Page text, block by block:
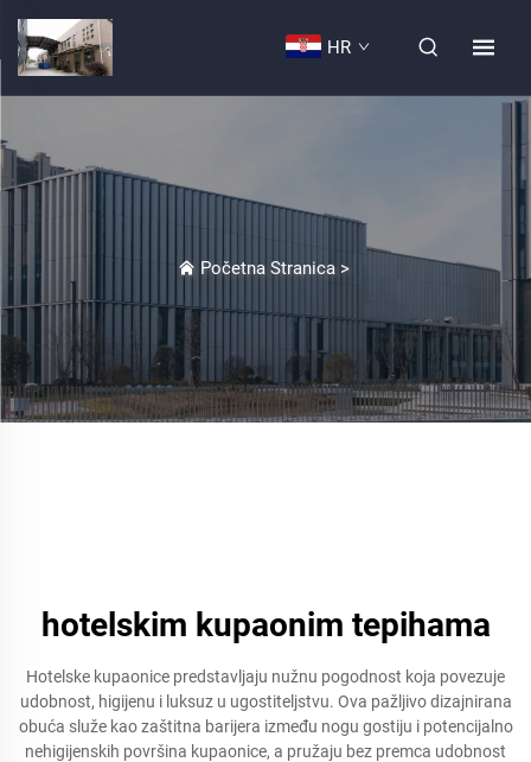
HR
Početna Stranica>
hotelskim kupaonim tepihama
Hotelske kupaonice predstavljaju nužnu pogodnost koja povezuje
udobnost, higijenu i luksuz u ugostiteljstvu. Ova pažljivo dizajnirana
obuća služe kao zaštitna barijera između nogu gostiju i potencijalno
nehigijenskih površina kupaonice, a pružaju bez premca udobnost